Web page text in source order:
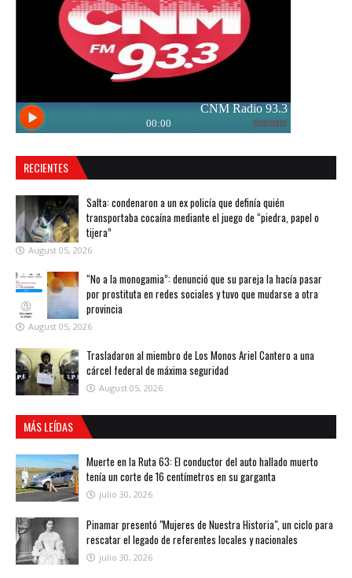
RECIENTES
Salta: condenaron a un ex policía que definía quién
transportaba cocaína mediante el juego de “piedra, papel o
tijera”
August 05, 2026
“No a la monogamia”: denunció que su pareja la hacía pasar
por prostituta en redes sociales y tuvo que mudarse a otra
provincia
August 05, 2026
Trasladaron al miembro de Los Monos Ariel Cantero a una
cárcel federal de máxima seguridad
August 05, 2026
MÁS LEÍDAS
Muerte en la Ruta 63: El conductor del auto hallado muerto
tenía un corte de 16 centímetros en su garganta
julio 30, 2026
Pinamar presentó "Mujeres de Nuestra Historia", un ciclo para
rescatar el legado de referentes locales y nacionales
julio 30, 2026